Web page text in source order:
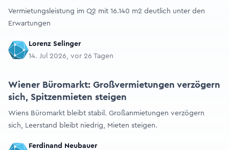
Vermietungsleistung im Q2 mit 16.140 m2 deutlich unter den
Erwartungen
Lorenz Selinger
14. Jul 2026, vor 26 Tagen
Wiener Büromarkt: Großvermietungen verzögern
sich, Spitzenmieten steigen
Wiens Büromarkt bleibt stabil. Großanmietungen verzögern
sich, Leerstand bleibt niedrig, Mieten steigen.
Ferdinand Neubauer